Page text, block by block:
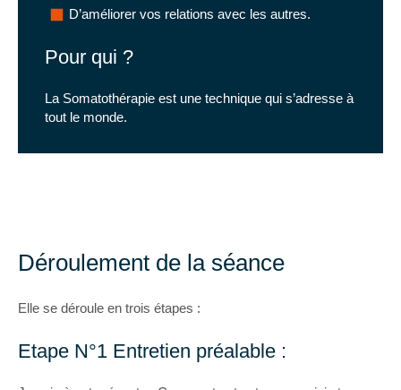
D’améliorer vos relations avec les autres.
Pour qui ?
La Somatothérapie est une technique qui s’adresse à
tout le monde.
Déroulement de la séance
Elle se déroule en trois étapes :
Etape N°1 Entretien préalable :